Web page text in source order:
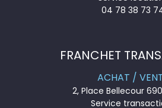
04 78 38 73
FRANCHET
ACHAT /
2, Place Bellecour
Service